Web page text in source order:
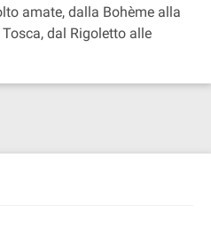
amate, dalla Bohème alla
dal Rigoletto alle